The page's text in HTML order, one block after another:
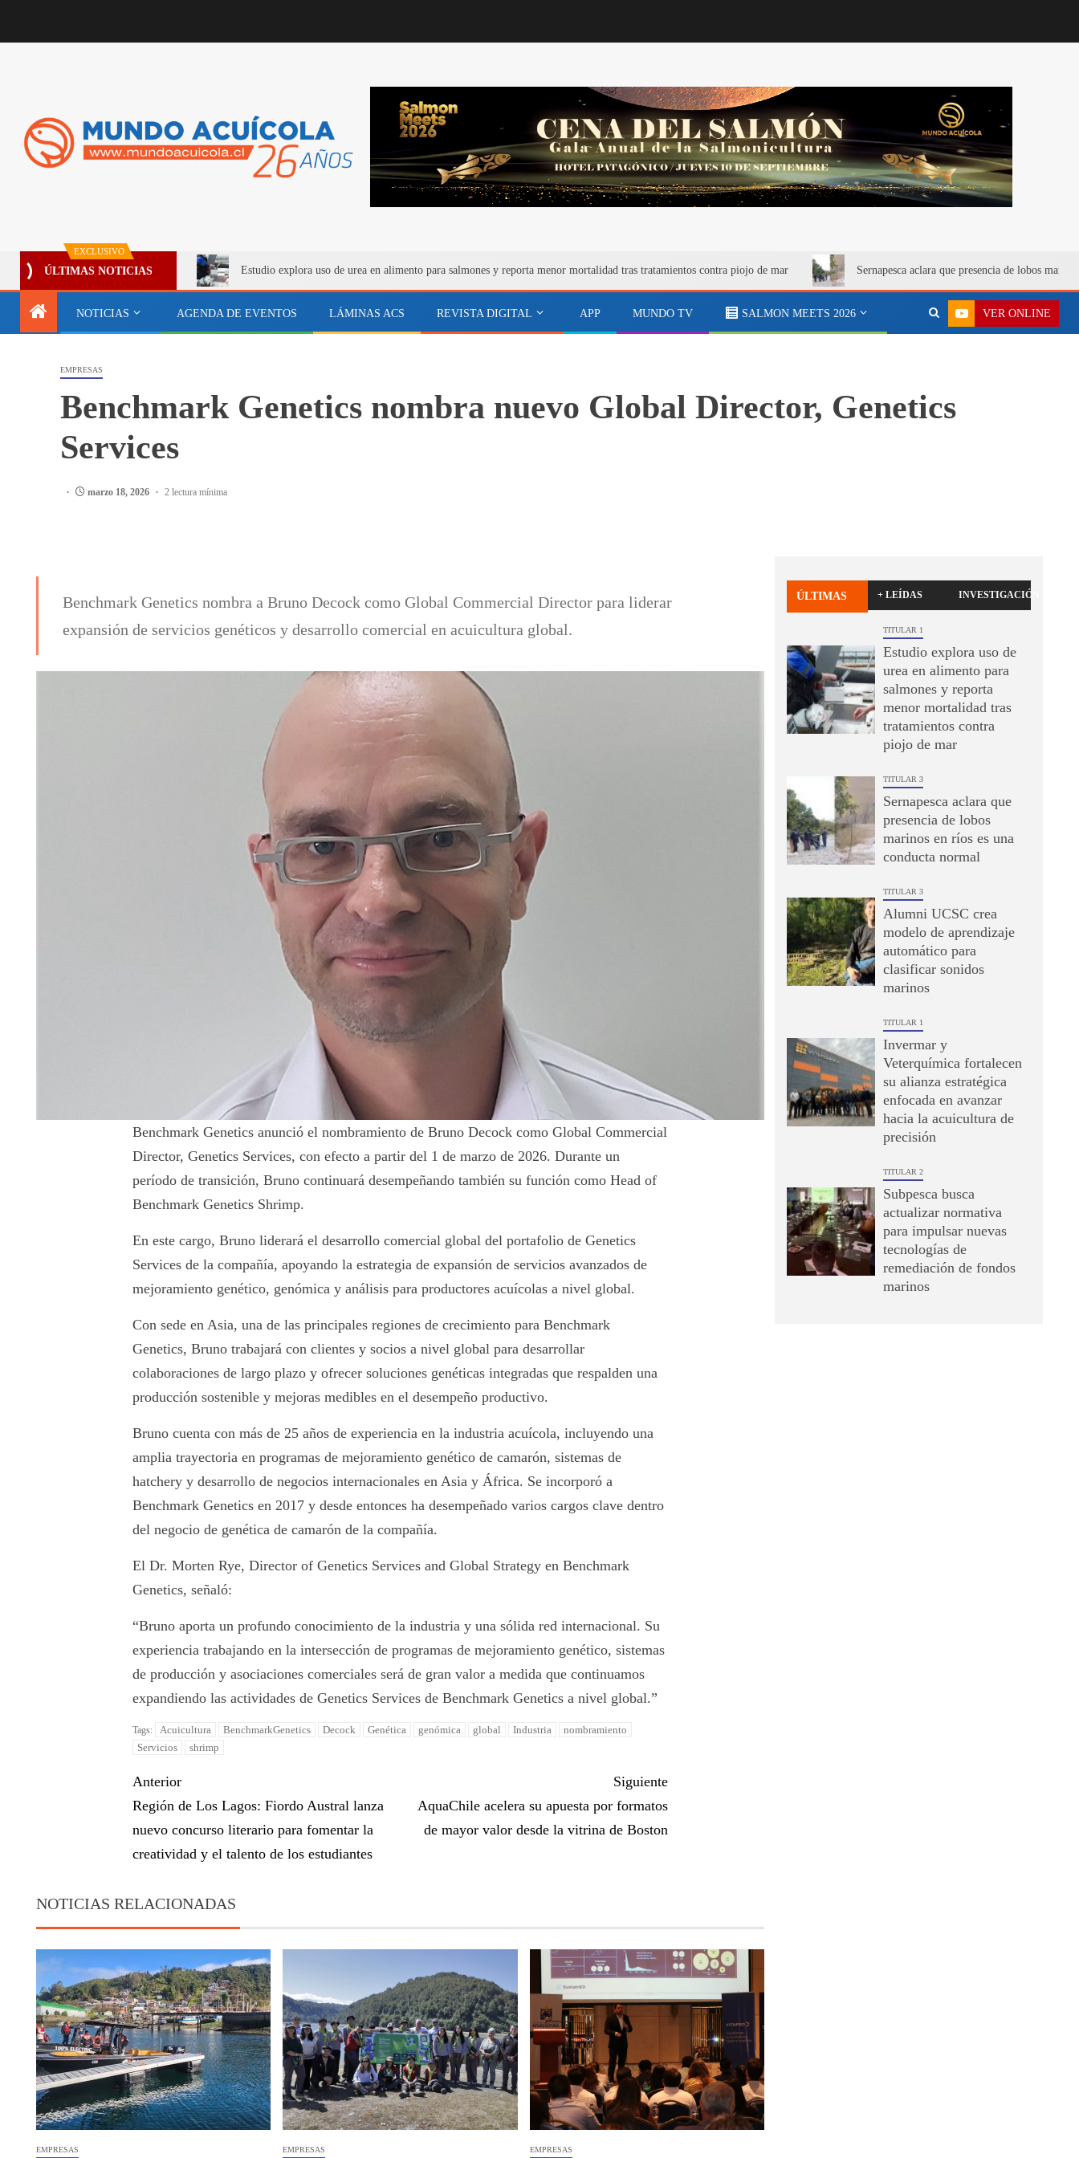
EXCLUSIVO
ÚLTIMAS NOTICIAS Estudio explora uso de urea en alimento para salmones y reporta menor mortalidad tras tratamientos contra piojo de mar Sernapesca aclara que presencia de lobos
NOTICIAS AGENDA DE EVENTOS LÁMINAS ACS REVISTA DIGITAL APP MUNDO TV SALMON MEETS 2026 VER ONLINE
EMPRESAS
Benchmark Genetics nombra nuevo Global Director, Genetics
Services
marzo 18, 2026 2 lectura mínima
Benchmark Genetics nombra a Bruno Decock como Global Commercial Director para liderar
expansión de servicios genéticos y desarrollo comercial en acuicultura global.
Benchmark Genetics anunció el nombramiento de Bruno Decock como Global Commercial
Director, Genetics Services, con efecto a partir del 1 de marzo de 2026. Durante un
período de transición, Bruno continuará desempeñando también su función como Head of
Benchmark Genetics Shrimp.
En este cargo, Bruno liderará el desarrollo comercial global del portafolio de Genetics
Services de la compañía, apoyando la estrategia de expansión de servicios avanzados de
mejoramiento genético, genómica y análisis para productores acuícolas a nivel global.
Con sede en Asia, una de las principales regiones de crecimiento para Benchmark
Genetics, Bruno trabajará con clientes y socios a nivel global para desarrollar
colaboraciones de largo plazo y ofrecer soluciones genéticas integradas que respalden una
producción sostenible y mejoras medibles en el desempeño productivo.
Bruno cuenta con más de 25 años de experiencia en la industria acuícola, incluyendo una
amplia trayectoria en programas de mejoramiento genético de camarón, sistemas de
hatchery y desarrollo de negocios internacionales en Asia y África. Se incorporó a
Benchmark Genetics en 2017 y desde entonces ha desempeñado varios cargos clave dentro
del negocio de genética de camarón de la compañía.
El Dr. Morten Rye, Director of Genetics Services and Global Strategy en Benchmark
Genetics, señaló:
“Bruno aporta un profundo conocimiento de la industria y una sólida red internacional. Su
experiencia trabajando en la intersección de programas de mejoramiento genético, sistemas
de producción y asociaciones comerciales será de gran valor a medida que continuamos
expandiendo las actividades de Genetics Services de Benchmark Genetics a nivel global.”
Tags: Acuicultura BenchmarkGenetics Decock Genética genómica global Industria
nombramiento
Servicios
shrimp
Anterior
Región de Los Lagos: Fiordo Austral lanza
nuevo concurso literario para fomentar la
creatividad y el talento de los estudiantes
Siguiente
AquaChile acelera su apuesta por formatos
de mayor valor desde la vitrina de Boston
NOTICIAS RELACIONADAS
EMPRESAS EMPRESAS EMPRESAS
ÚLTIMAS + LEÍDAS INVESTIGACIÓN
TITULAR 1
Estudio explora uso de
urea en alimento para
salmones y reporta
menor mortalidad tras
tratamientos contra
piojo de mar
TITULAR 3
Sernapesca aclara que
presencia de lobos
marinos en ríos es una
conducta normal
TITULAR 3
Alumni UCSC crea
modelo de aprendizaje
automático para
clasificar sonidos
marinos
TITULAR 1
Invermar y
Veterquímica fortalecen
su alianza estratégica
enfocada en avanzar
hacia la acuicultura de
precisión
TITULAR 2
Subpesca busca
actualizar normativa
para impulsar nuevas
tecnologías de
remediación de fondos
marinos